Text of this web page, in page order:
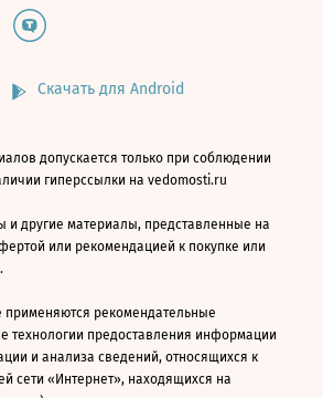
Скачать для Android
допускается только при соблюдении
гиперссылки на vedomosti.ru
и другие материалы, представленные на
или рекомендацией к покупке или
рекомендательные
технологии предоставления информации
и анализа сведений, относящихся к
сети «Интернет», находящихся на